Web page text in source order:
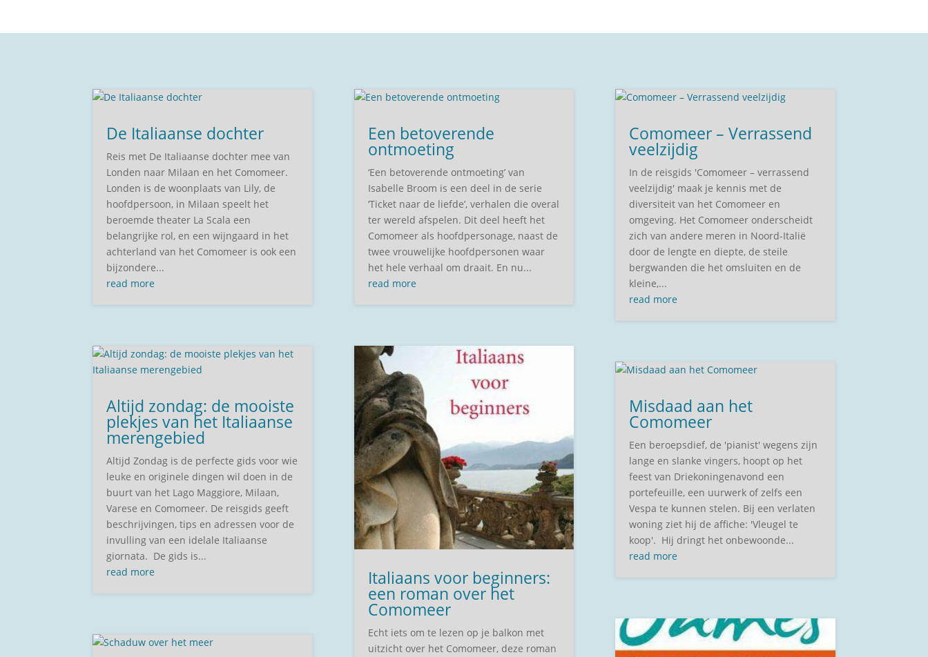
De Italiaanse dochter
Reis met De Italiaanse dochter mee van
Londen naar Milaan en het Comomeer.
Londen is de woonplaats van Lily, de
hoofdpersoon, in Milaan speelt het
beroemde theater La Scala een
belangrijke rol, en een wijngaard in het
achterland van het Comomeer is ook een
bijzondere...
read more
Altijd zondag: de mooiste
plekjes van het Italiaanse
merengebied
Altijd Zondag is de perfecte gids voor wie
leuke en originele dingen wil doen in de
buurt van het Lago Maggiore, Milaan,
Varese en Comomeer. De reisgids geeft
beschrijvingen, tips en adressen voor de
invulling van een idelale Italiaanse
giornata. De gids is...
read more
Een betoverende
ontmoeting
‘Een betoverende ontmoeting’ van
Isabelle Broom is een deel in de serie
‘Ticket naar de liefde’, verhalen die overal
ter wereld afspelen. Dit deel heeft het
Comomeer als hoofdpersonage, naast de
twee vrouwelijke hoofdpersonen waar
het hele verhaal om draait. En nu...
read more
Italiaans voor beginners:
een roman over het
Comomeer
Echt iets om te lezen op je balkon met
uitzicht over het Comomeer, deze roman
Comomeer – Verrassend
veelzijdig
In de reisgids 'Comomeer – verrassend
veelzijdig' maak je kennis met de
diversiteit van het Comomeer en
omgeving. Het Comomeer onderscheidt
zich van andere meren in Noord-Italië
door de lengte en diepte, de steile
bergwanden die het omsluiten en de
kleine,...
read more
Misdaad aan het
Comomeer
Een beroepsdief, de 'pianist' wegens zijn
lange en slanke vingers, hoopt op het
feest van Driekoningenavond een
portefeuille, een uurwerk of zelfs een
Vespa te kunnen stelen. Bij een verlaten
woning ziet hij de affiche: 'Vleugel te
koop'. Hij dringt het onbewoonde...
read more